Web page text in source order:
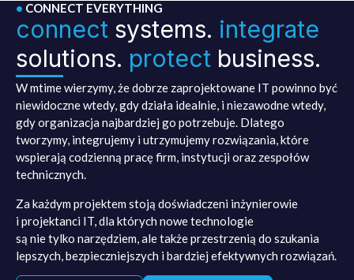
• CONNECT EVERYTHING
connect systems. integrate
solutions. protect business.
W mtime wierzymy, że dobrze zaprojektowane IT powinno być
niewidoczne wtedy, gdy działa idealnie, i niezawodne wtedy,
gdy organizacja najbardziej go potrzebuje. Dlatego
tworzymy, integrujemy i utrzymujemy rozwiązania, które
wspierają codzienną pracę firm, instytucji oraz zespołów
technicznych.
Za każdym projektem stoją doświadczeni inżynierowie
i projektanci IT, dla których nowe technologie
są nie tylko narzędziem, ale także przestrzenią do szukania
lepszych, bezpieczniejszych i bardziej efektywnych rozwiązań.